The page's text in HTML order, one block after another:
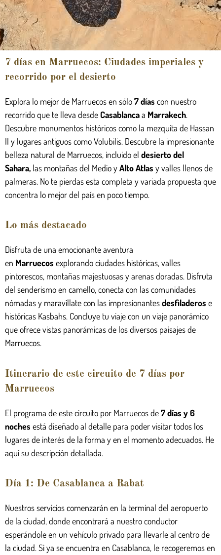
7 días en Marruecos: Ciudades imperiales y
recorrido por el desierto
Explora lo mejor de Marruecos en sólo7días con nuestro
recorrido que te lleva desde Casablancaa Marrakech.
Descubre monumentos históricos como la mezquita de Hassan
II y lugares antiguos como Volubilis. Descubre la impresionante
belleza natural de Marruecos, incluido el desierto del
Sahara, las montañas del Medio yAlto Atlas y valles llenos de
palmeras. No te pierdas esta completa y variada propuesta que
concentra lo mejor del país en poco tiempo.
Lo más destacado
Disfruta de una emocionante aventura
en Marruecos explorando ciudades históricas, valles
pintorescos, montañas majestuosas y arenas doradas. Disfruta
del senderismo en camello, conecta con las comunidades
nómadas y maravíllate con las impresionantesdesfiladeros e
históricas Kasbahs. Concluye tu viaje con un viaje panorámico
que ofrece vistas panorámicas de los diversos paisajes de
Marruecos.
Itinerario de este circuito de 7 días por
Marruecos
El programa de este circuito por Marruecos de7 días y 6
noches está diseñado al detalle para poder visitar todos los
lugares de interés de la forma y en el momento adecuados. He
aquí su descripción detallada.
Día 1: De Casablanca a Rabat
Nuestros servicios comenzarán en la terminal del aeropuerto
de la ciudad, donde encontrará a nuestro conductor
esperándole en un vehículo privado para llevarle al centro de
la ciudad. Si ya se encuentra en Casablanca, le recogeremos en